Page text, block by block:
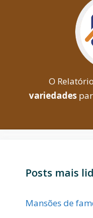
O
variedades
Posts mais
Mansões de